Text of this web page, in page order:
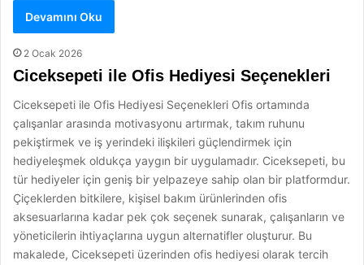
Devamını Oku
2 Ocak 2026
Ciceksepeti ile Ofis Hediyesi Seçenekleri
Ciceksepeti ile Ofis Hediyesi Seçenekleri Ofis ortamında
çalışanlar arasında motivasyonu artırmak, takım ruhunu
pekiştirmek ve iş yerindeki ilişkileri güçlendirmek için
hediyeleşmek oldukça yaygın bir uygulamadır. Ciceksepeti, bu
tür hediyeler için geniş bir yelpazeye sahip olan bir platformdur.
Çiçeklerden bitkilere, kişisel bakım ürünlerinden ofis
aksesuarlarına kadar pek çok seçenek sunarak, çalışanların ve
yöneticilerin ihtiyaçlarına uygun alternatifler oluşturur. Bu
makalede, Ciceksepeti üzerinden ofis hediyesi olarak tercih